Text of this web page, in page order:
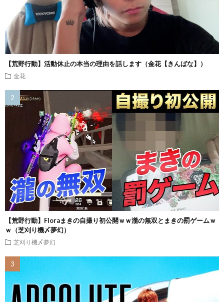
【荒野行動】活動休止の本当の理由を話します（金花【きんばな】）
金花
【荒野行動】Floraまきの自撮り初公開ｗｗ瀧の無双とまきの罰ゲームｗ
ｗ（芝刈り機〆夢幻）
芝刈り機〆夢幻